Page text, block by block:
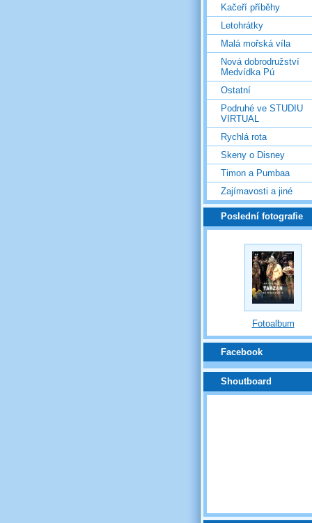
Kačeří příběhy
Letohrátky
Malá mořská víla
Nová dobrodružství
Medvídka Pú
Ostatní
Podruhé ve STUDIU
VIRTUAL
Rychlá rota
Skeny o Disney
Timon a Pumbaa
Zajímavosti a jiné
Poslední fotografie
Fotoalbum
Facebook
Shoutboard